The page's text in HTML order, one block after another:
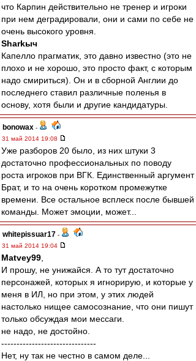
что Карпин действительно не тренер и игроки
при нем деградировали, они и сами по себе не
очень высокого уровня.
Sharkыч
Капелло прагматик, это давно известно (это не
плохо и не хорошо, это просто факт, с которым
надо смириться). Он и в сборной Англии до
последнего ставил различные поленья в
основу, хотя были и другие кандидатуры.
bonowax -
31 май 2014 19:08
Уже разборов 20 было, из них штуки 3
достаточно профессиональных по поводу
роста игроков при ВГК. Единственный аргумент
Брат, и то на очень коротком промежутке
времени. Все остальное всплеск после бывшей
команды. Может эмоции, может...
whitepissuar17 -
31 май 2014 19:04
Matvey99
И прошу, не унижайся. А то тут достаточно
персонажей, которых я игнорирую, и которые у
меня в ИЛ, но при этом, у этих людей
настолько нищее самосознание, что они пишут
только обсуждая мои мессаги.
не надо, не достойно.
-------------------------------
Нет, ну так не честно в самом деле...